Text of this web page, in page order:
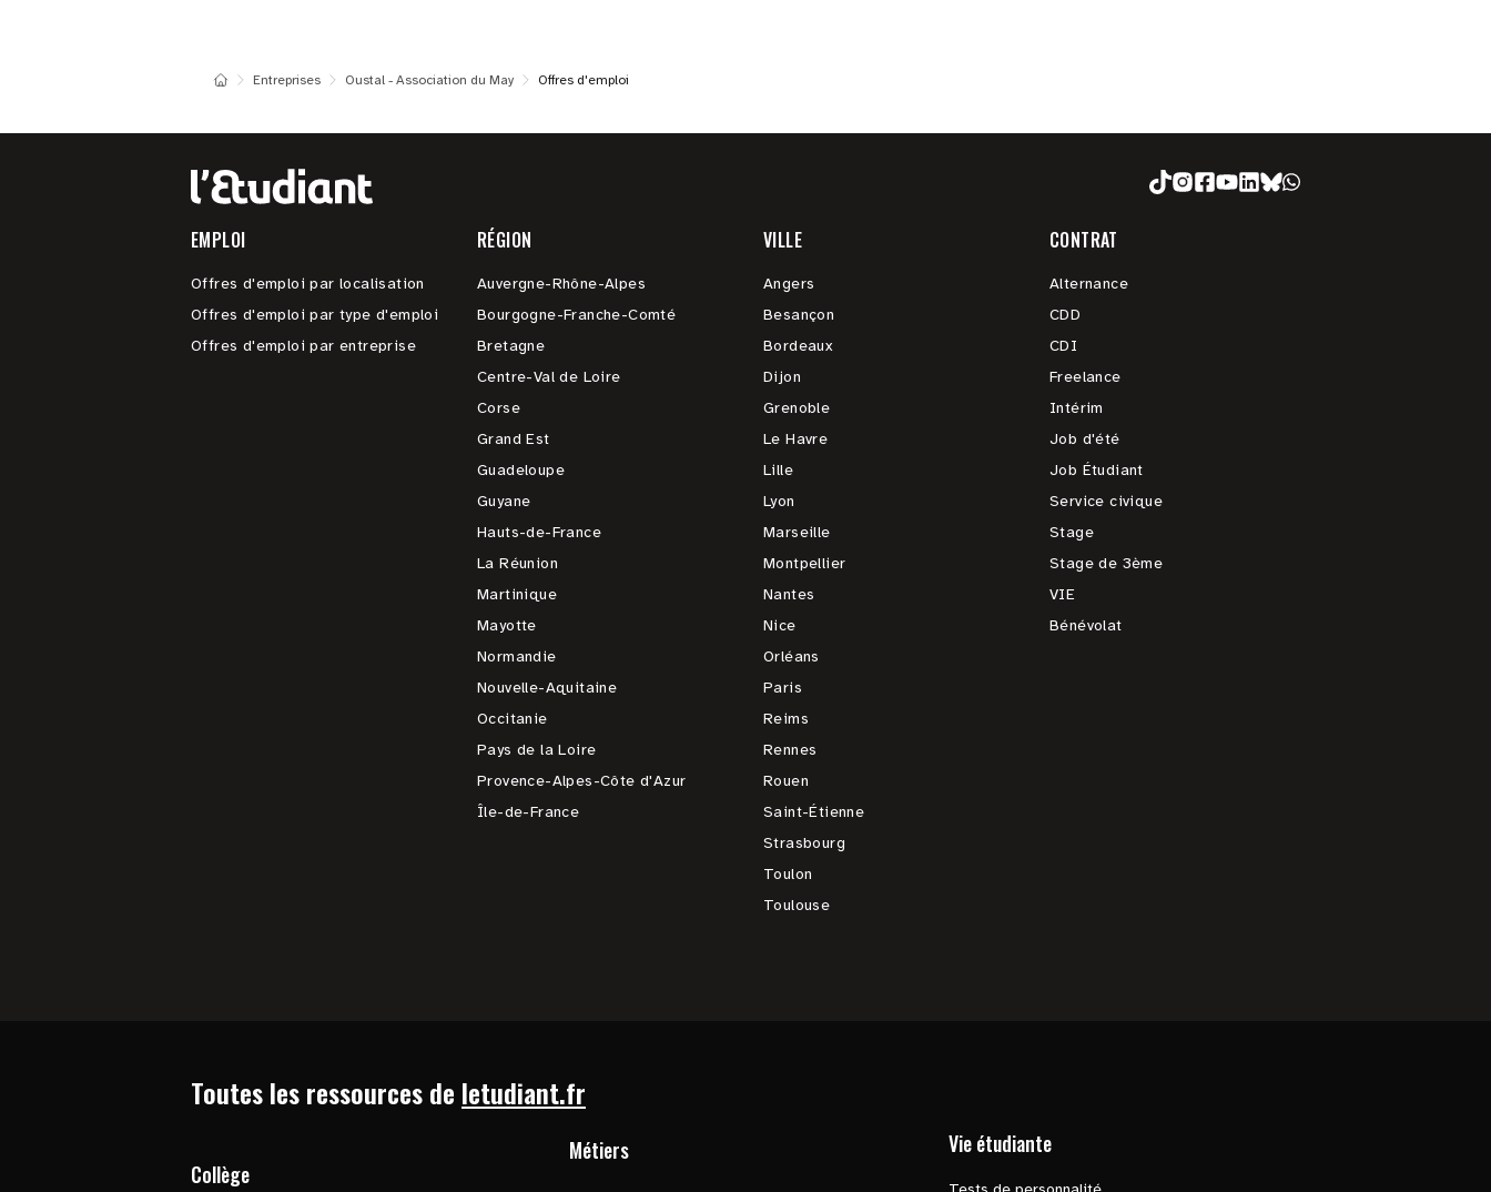
Entreprises Oustal - Association du May Offres d'emploi
EMPLOI
Offres d'emploi par localisation
Offres d'emploi par type d'emploi
Offres d'emploi par entreprise
RÉGION
Auvergne-Rhône-Alpes
Bourgogne-Franche-Comté
Bretagne
Centre-Val de Loire
Corse
Grand Est
Guadeloupe
Guyane
Hauts-de-France
La Réunion
Martinique
Mayotte
Normandie
Nouvelle-Aquitaine
Occitanie
Pays de la Loire
Provence-Alpes-Côte d'Azur
Île-de-France
VILLE
Angers
Besançon
Bordeaux
Dijon
Grenoble
Le Havre
Lille
Lyon
Marseille
Montpellier
Nantes
Nice
Orléans
Paris
Reims
Rennes
Rouen
Saint-Étienne
Strasbourg
Toulon
Toulouse
CONTRAT
Alternance
CDD
CDI
Freelance
Intérim
Job d'été
Job Étudiant
Service civique
Stage
Stage de 3ème
VIE
Bénévolat
Toutes les ressources de letudiant.fr
Collège
Métiers Vie étudiante